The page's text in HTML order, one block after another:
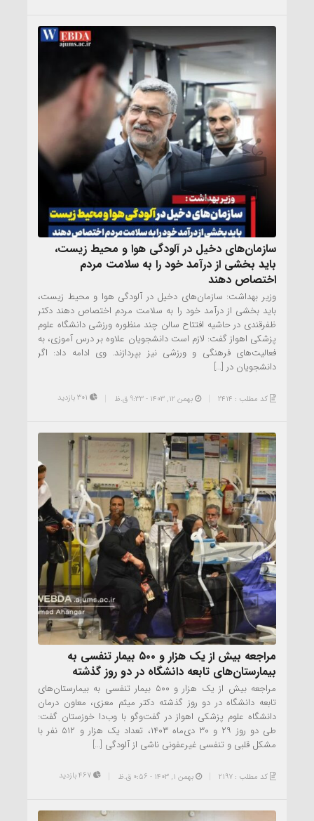
سازمان‌های دخیل در آلودگی هوا و محیط زیست،
باید بخشی از درآمد خود را به سلامت مردم
اختصاص دهند
وزیر بهداشت: سازمان‌های دخیل در آلودگی هوا و محیط زیست،
باید بخشی از درآمد خود را به سلامت مردم اختصاص دهند دکتر
ظفرقندی در حاشیه افتتاح سالن چند منظوره ورزشی دانشگاه علوم
پزشکی اهواز گفت: لازم است دانشجویان علاوه بر درس آموزی، به
فعالیت‌های فرهنگی و ورزشی نیز بپردازند. وی ادامه داد: اگر
دانشجویان در […]
کد مطلب : 2414 بهمن ۱۲, ۱۴۰۳ - 9:33 ق.ظ
مراجعه بیش از یک هزار و ۵۰۰ بیمار تنفسی به
بیمارستان‌های تابعه دانشگاه در دو روز گذشته
مراجعه بیش از یک هزار و ۵۰۰ بیمار تنفسی به بیمارستان‌های
تابعه دانشگاه در دو روز گذشته دکتر میثم معزی، معاون درمان
دانشگاه علوم پزشکی اهواز در گفت‌وگو با وب‌دا خوزستان گفت:
طی دو روز ۲۹ و ۳۰ دی‌ماه ۱۴۰۳، تعداد یک هزار و ۵۱۲ نفر با
مشکل قلبی و تنفسی غیرعفونی ناشی از آلودگی […]
کد مطلب : 2197 بهمن ۱, ۱۴۰۳ - 0:56 ق.ظ